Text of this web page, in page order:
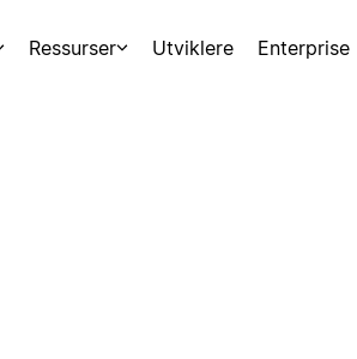
Ressurser Utviklere Enterprise